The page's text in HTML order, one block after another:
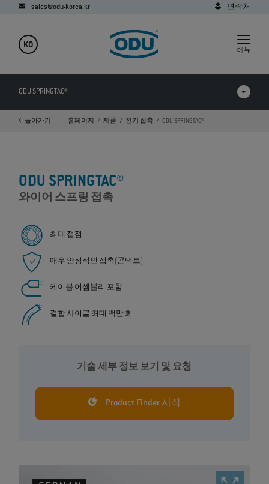
sales@odu-korea.kr 연락처
KO
메뉴
ODU SPRINGTAC®
제품 비교
다운로드
FAQ
돌아가기 홈페이지 제품 전기 접촉 ODU SPRINGTAC®
ODU SPRINGTAC®
와이어 스프링 접촉
최대 접점
매우 안정적인 접촉(콘택트)
케이블 어셈블리 포함
결합 사이클 최대 백만 회
기술 세부 정보 보기 및 요청
Product Finder 시작